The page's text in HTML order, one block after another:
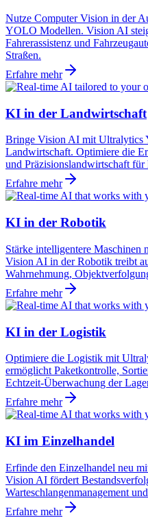
Nutze Computer Vision in der
YOLO Modellen. Vision AI
Fahrerassistenz und
Straßen.
Erfahre mehr
KI in der Landwirtschaft
Bringe Vision AI mit Ultralytics
Landwirtschaft. Optimiere die
und Präzisionslandwirtschaft für
Erfahre mehr
KI in der Robotik
Stärke intelligentere
Vision AI in der Robotik treibt
Wahrnehmung,
Erfahre mehr
KI in der Logistik
Optimiere die Logistik mit
ermöglicht Paketkontrolle,
Echtzeit-Überwachung der
Erfahre mehr
KI im Einzelhandel
Erfinde den Einzelhandel neu
Vision AI fördert
Warteschlangenmanagement
Erfahre mehr